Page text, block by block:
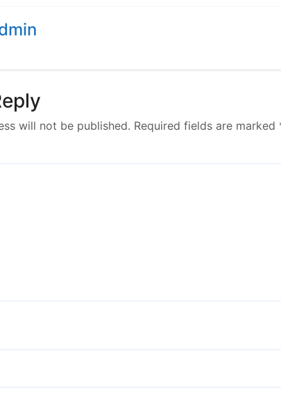
will not be published. Required fields are marked